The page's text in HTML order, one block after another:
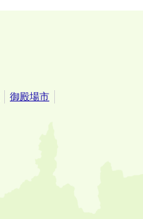
御殿場市